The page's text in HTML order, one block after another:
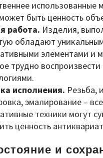
использованные
быть ценность
работа. Изделия,
обладают
элементами и
трудно
исполнения. Резьба,
эмалирование –
техники могут
ценность
и